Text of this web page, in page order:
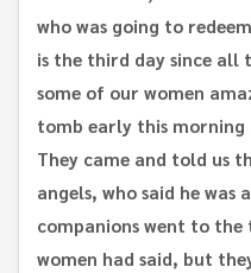
who was going to
is the third day since all
some of our women
tomb early this morning
They came and told us
angels, who said he was
companions went to
women had said, but